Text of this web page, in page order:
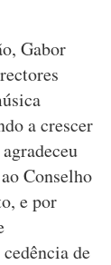
Gabor
a crescer
Conselho
e por
de